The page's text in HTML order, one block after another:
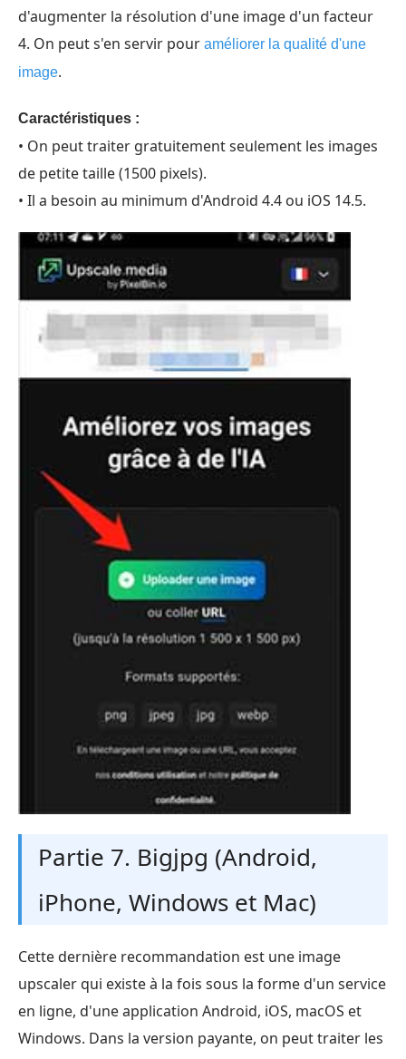
d'augmenter la résolution d'une image d'un facteur
4. On peut s'en servir pour améliorer la qualité d'une
image.
Caractéristiques :
• On peut traiter gratuitement seulement les images
de petite taille (1500 pixels).
• Il a besoin au minimum d'Android 4.4 ou iOS 14.5.
Partie 7. Bigjpg (Android,
iPhone, Windows et Mac)
Cette dernière recommandation est une image
upscaler qui existe à la fois sous la forme d'un service
en ligne, d'une application Android, iOS, macOS et
Windows. Dans la version payante, on peut traiter les